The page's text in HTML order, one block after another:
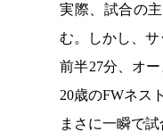
実際、試合の
む。しかし、サ
前半27分、オ
20歳のFWネス
まさに一瞬で